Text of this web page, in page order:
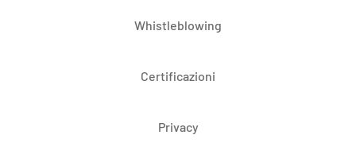
Whistleblowing
Certificazioni
Privacy